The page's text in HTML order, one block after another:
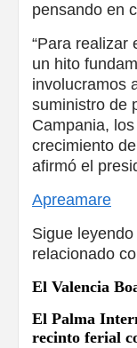
pensando en
“Para realizar
un hito
involucramos
suministro de
Campania,
crecimiento
afirmó el
Apreamare
Sigue
relacionado
El Valencia
El Palma
recinto ferial